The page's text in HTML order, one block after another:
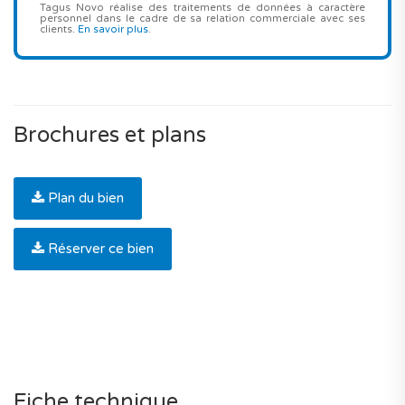
Tagus Novo réalise des traitements de données à caractère
personnel dans le cadre de sa relation commerciale avec ses
clients. En savoir plus.
Brochures et plans
Plan du bien
Réserver ce bien